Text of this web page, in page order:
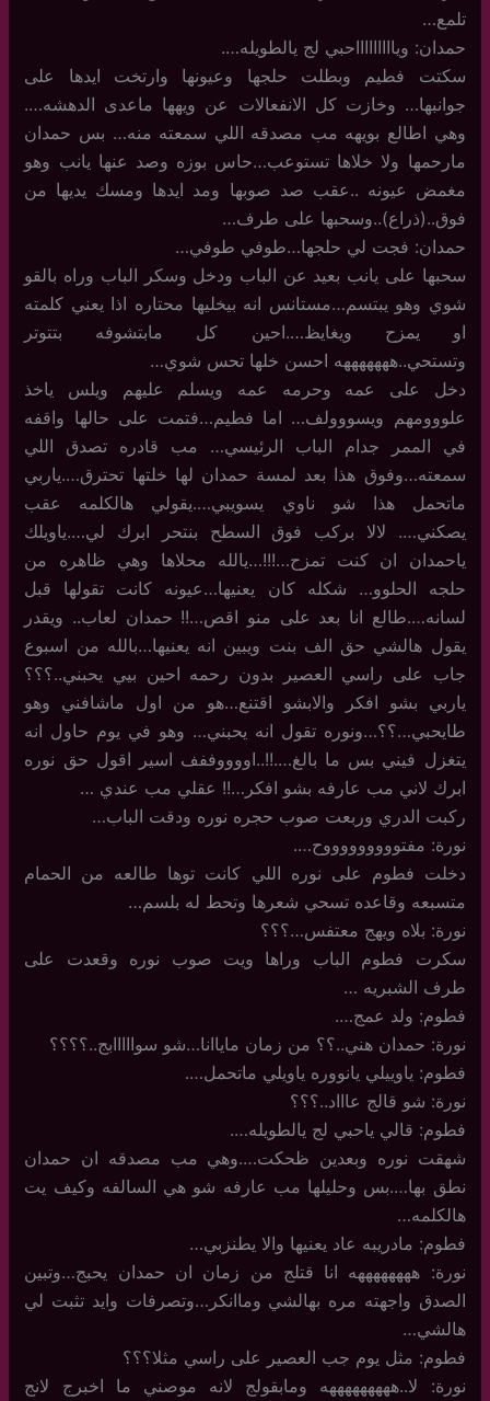
تلمع…
حمدان: وياااااااااحبي لج يالطويله….
سكتت فطيم وبطلت حلجها وعيونها وارتخت ايدها على
جوانبها… وخازت كل الانفعالات عن ويهها ماعدى الدهشه….
وهي اطالع بويهه مب مصدقه اللي سمعته منه… بس حمدان
مارحمها ولا خلاها تستوعب…حاس بوزه وصد عنها يانب وهو
مغمض عيونه ..عقب صد صوبها ومد ايدها ومسك يديها من
فوق..(ذراع)..وسحبها على طرف…
حمدان: فجت لي حلجها…طوفي طوفي…
سحبها على يانب بعيد عن الباب ودخل وسكر الباب وراه بالقو
شوي وهو يبتسم…مستانس انه بيخليها محتاره اذا يعني كلمته
او يمزح ويغايظ….احين كل مابتشوفه بتتوتر
وتستحي..هههههههه احسن خلها تحس شوي…
دخل على عمه وحرمه عمه ويسلم عليهم ويلس ياخذ
علووومهم ويسووولف… اما فطيم…فتمت على حالها واقفه
في الممر جدام الباب الرئيسي… مب قادره تصدق اللي
سمعته…وفوق هذا بعد لمسة حمدان لها خلتها تحترق….ياربي
ماتحمل هذا شو ناوي يسويبي….يقولي هالكلمه عقب
يصكني…. لالا بركب فوق السطح بنتحر ابرك لي….ياويلك
ياحمدان ان كنت تمزح…!!!…يالله محلاها وهي ظاهره من
حلجه الحلوو… شكله كان يعنيها…عيونه كانت تقولها قبل
لسانه….طالع انا بعد على منو اقص…!! حمدان لعاب.. ويقدر
يقول هالشي حق الف بنت ويبين انه يعنيها…بالله من اسبوع
جاب على راسي العصير بدون رحمه احين بيي يحبني..؟؟؟
ياربي بشو افكر والابشو اقتنع…هو من اول ماشافني وهو
طايحبي…؟؟…ونوره تقول انه يحبني… وهو في يوم حاول انه
يتغزل فيني بس ما بالغ….!!..اووووففف اسير اقول حق نوره
ابرك لاني مب عارفه بشو افكر…!! عقلي مب عندي …
ركبت الدري وربعت صوب حجره نوره ودقت الباب…
نورة: مفتوووووووووح….
دخلت فطوم على نوره اللي كانت توها طالعه من الحمام
متسبعه وقاعده تسحي شعرها وتحط له بلسم…
نورة: بلاه ويهج معتفس…؟؟؟
سكرت فطوم الباب وراها ويت صوب نوره وقعدت على
طرف الشبريه …
فطوم: ولد عمج….
نورة: حمدان هني..؟؟ من زمان ماياانا…شو سوااااابج..؟؟؟؟
فطوم: ياوييلي يانووره ياويلي ماتحمل….
نورة: شو قالج عاااد..؟؟؟
فطوم: قالي ياحبي لج يالطويله….
شهقت نوره وبعدين ظحكت….وهي مب مصدقه ان حمدان
نطق بها….بس وحليلها مب عارفه شو هي السالفه وكيف يت
هالكلمه…
فطوم: مادريبه عاد يعنيها والا يطنزبي…
نورة: ههههههههه انا قتلج من زمان ان حمدان يحبج…وتبين
الصدق واجهته مره بهالشي وماانكر…وتصرفات وايد تثبت لي
هالشي…
فطوم: مثل يوم جب العصير على راسي مثلا؟؟؟
نورة: لا..هههههههههه ومابقولج لانه موصني ما اخبرج لانج